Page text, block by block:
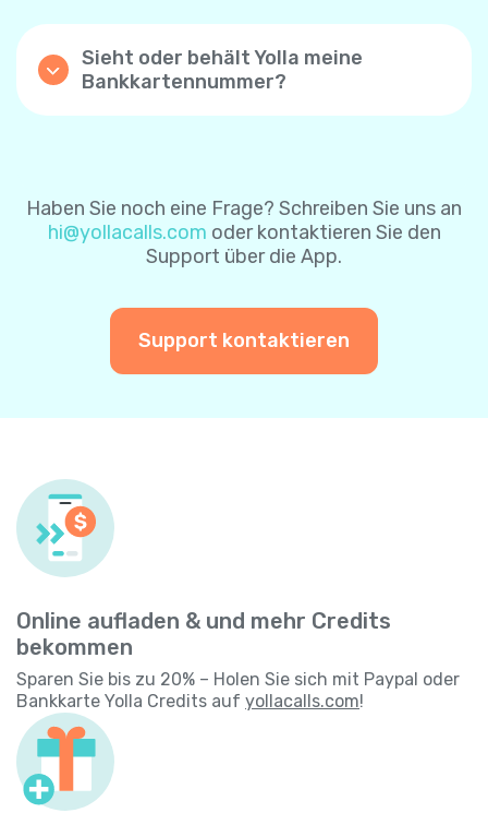
nach erfolgreicher Zahlung zu aktivieren.
Mit dieser Einstellung wird Ihr Yolla-
Guthaben automatisch aufgeladen, wenn
das Guthaben unter $1 beträgt. Wenn Sie die
ändern.
Sie können die Funktion „automatisch
aufladen“ jederzeit deaktivieren.
Sieht oder behält Yolla meine
Bankkartennummer?
Zahlungssystem entscheiden, um Ihre
Karteninformationen für zukünftige
Zahlungen zu speichern. Auf diese Weise
eingeben.
Haben Sie noch eine Frage? Schreiben Sie uns an
hi@yollacalls.com oder kontaktieren Sie den
Support über die App.
Support kontaktieren
Online aufladen & und mehr Credits
bekommen
Sparen Sie bis zu 20% – Holen Sie sich mit Paypal oder
Bankkarte Yolla Credits auf yollacalls.com!